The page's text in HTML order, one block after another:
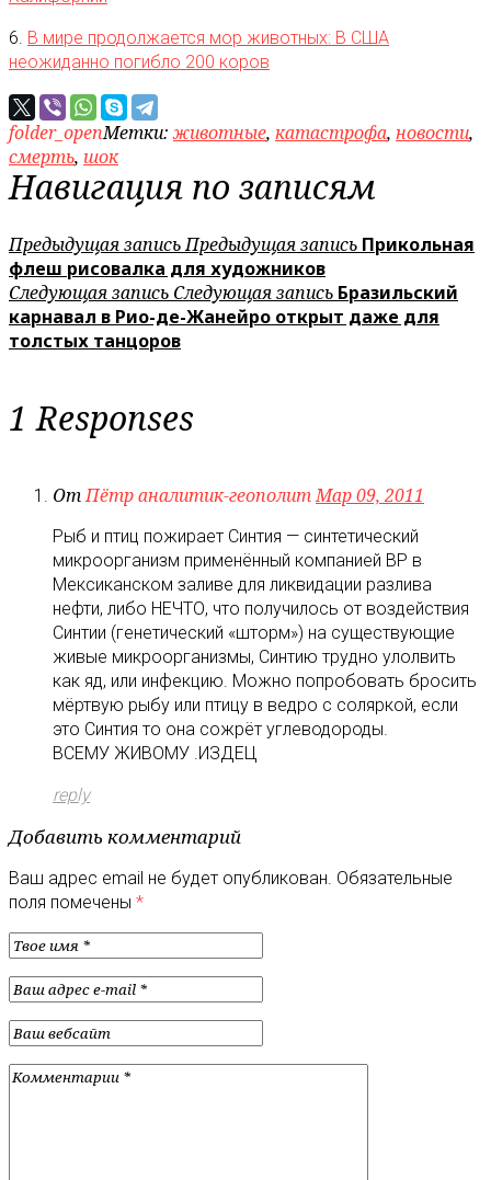
6. В мире продолжается мор животных: В США
неожиданно погибло 200 коров
folder_openМетки:животные, катастрофа, новости,
смерть, шок
Навигация по записям
Предыдущая записьПредыдущая запись Прикольная
флеш рисовалка для художников
Следующая запись Следующая запись Бразильский
карнавал в Рио-де-Жанейро открыт даже для
толстых танцоров
1 Responses
ОтПётр аналитик-геополитМар 09, 2011
Рыб и птиц пожирает Синтия — синтетический
микроорганизм применённый компанией BP в
Мексиканском заливе для ликвидации разлива
нефти, либо НЕЧТО, что получилось от воздействия
Синтии (генетический «шторм») на существующие
живые микроорганизмы, Синтию трудно улолвить
как яд, или инфекцию. Можно попробовать бросить
мёртвую рыбу или птицу в ведро с соляркой, если
это Синтия то она сожрёт углеводороды.
ВСЕМУ ЖИВОМУ .ИЗДЕЦ
reply
Добавить комментарий
Ваш адрес email не будет опубликован. Обязательные
поля помечены *